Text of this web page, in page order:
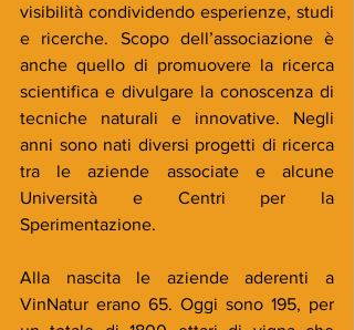
visibilità condividendo esperienze, studi
e ricerche. Scopo dell’associazione è
anche quello di promuovere la ricerca
scientifica e divulgare la conoscenza di
tecniche naturali e innovative. Negli
anni sono nati diversi progetti di ricerca
tra le aziende associate e alcune
Università e Centri per la
Sperimentazione.
Alla nascita le aziende aderenti a
VinNatur erano 65. Oggi sono 195, per